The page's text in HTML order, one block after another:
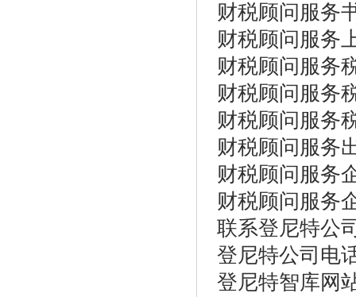
财税顾问服务
财税顾问服务
财税顾问服务
财税顾问服务
财税顾问服务
财税顾问服务
财税顾问服务
财税顾问服务
联系登尼特公
登尼特公司电
登尼特智库网